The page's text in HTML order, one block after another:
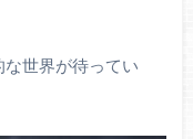
世界が待ってい